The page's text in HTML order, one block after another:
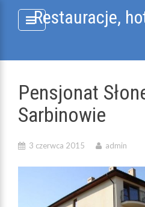
Restauracje,
Pensjonat
Sarbinowie
3 czerwca 2015 admin